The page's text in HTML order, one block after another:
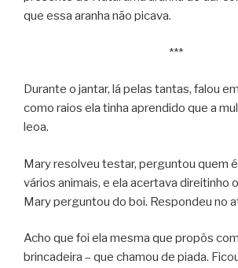
que essa aranha não picava.
***
Durante o jantar, lá pelas tantas, falou
como raios ela tinha aprendido que a
leoa.
Mary resolveu testar, perguntou quem
vários animais, e ela acertava direitinho
Mary perguntou do boi. Respondeu no
Acho que foi ela mesma que propôs
brincadeira – que chamou de piada.